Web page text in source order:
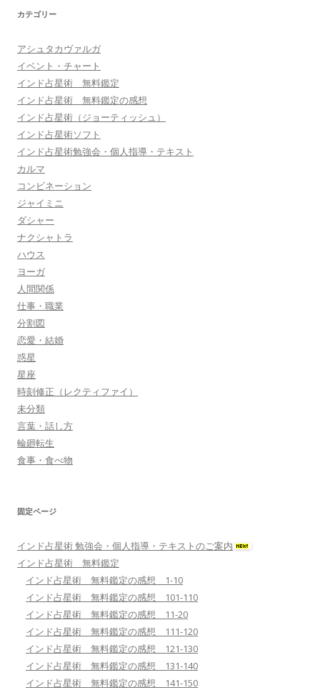
カテゴリー
アシュタカヴァルガ
イベント・チャート
インド占星術 無料鑑定
インド占星術 無料鑑定の感想
インド占星術（ジョーティッシュ）
インド占星術ソフト
インド占星術勉強会・個人指導・テキスト
カルマ
コンビネーション
ジャイミニ
ダシャー
ナクシャトラ
ハウス
ヨーガ
人間関係
仕事・職業
分割図
恋愛・結婚
惑星
星座
時刻修正（レクティファイ）
未分類
言葉・話し方
輪廻転生
食事・食べ物
固定ページ
インド占星術 勉強会・個人指導・テキストのご案内
インド占星術 無料鑑定
インド占星術 無料鑑定の感想 1-10
インド占星術 無料鑑定の感想 101-110
インド占星術 無料鑑定の感想 11-20
インド占星術 無料鑑定の感想 111-120
インド占星術 無料鑑定の感想 121-130
インド占星術 無料鑑定の感想 131-140
インド占星術 無料鑑定の感想 141-150